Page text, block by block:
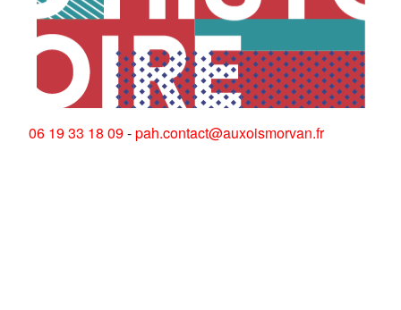
06 19 33 18 09-pah.contact@auxoismorvan.fr